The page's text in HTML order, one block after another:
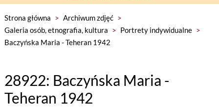
Strona główna > Archiwum zdjęć >
Galeria osób, etnografia, kultura > Portrety indywidualne >
Baczyńska Maria - Teheran 1942
28922: Baczyńska Maria -
Teheran 1942